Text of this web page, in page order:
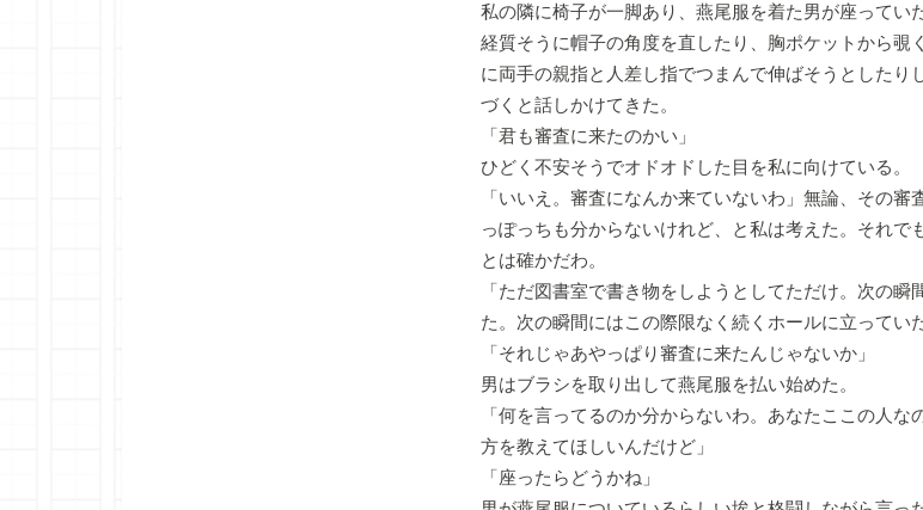
私の隣に椅子が一脚あり、燕尾服を着た男が座ってい
経質そうに帽子の角度を直したり、胸ポケットから覗
に両手の親指と人差し指でつまんで伸ばそうとしたり
づくと話しかけてきた。
「君も審査に来たのかい」
ひどく不安そうでオドオドした目を私に向けている。
「いいえ。審査になんか来ていないわ」無論、その審
っぽっちも分からないけれど、と私は考えた。それで
とは確かだわ。
「ただ図書室で書き物をしようとしてただけ。次の瞬
た。次の瞬間にはこの際限なく続くホールに立ってい
「それじゃあやっぱり審査に来たんじゃないか」
男はブラシを取り出して燕尾服を払い始めた。
「何を言ってるのか分からないわ。あなたここの人
方を教えてほしいんだけど」
「座ったらどうかね」